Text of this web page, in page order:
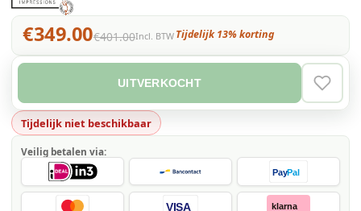
€349.00€401.00Incl. BTW Tijdelijk 13% korting
Tijdelijk niet beschikbaar
UITVERKOCHT
Veilig betalen via:
PayPal
VISA klarna